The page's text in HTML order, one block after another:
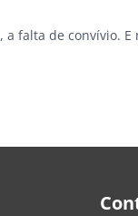
, a falta de convívio. E